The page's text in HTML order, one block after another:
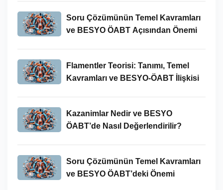
Soru Çözümünün Temel Kavramları
ve BESYO ÖABT Açısından Önemi
Flamentler Teorisi: Tanımı, Temel
Kavramları ve BESYO-ÖABT İlişkisi
Kazanimlar Nedir ve BESYO
ÖABT’de Nasıl Değerlendirilir?
Soru Çözümünün Temel Kavramları
ve BESYO ÖABT’deki Önemi